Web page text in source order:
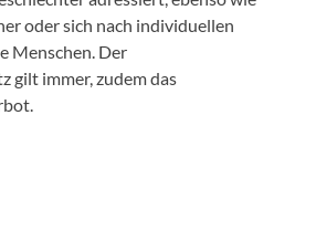
oder sich nach individuellen
Menschen. Der
gilt immer, zudem das